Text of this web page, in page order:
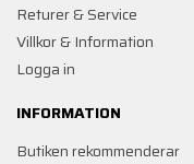
Returer & Service
Villkor & Information
Logga in
INFORMATION
Butiken rekommenderar